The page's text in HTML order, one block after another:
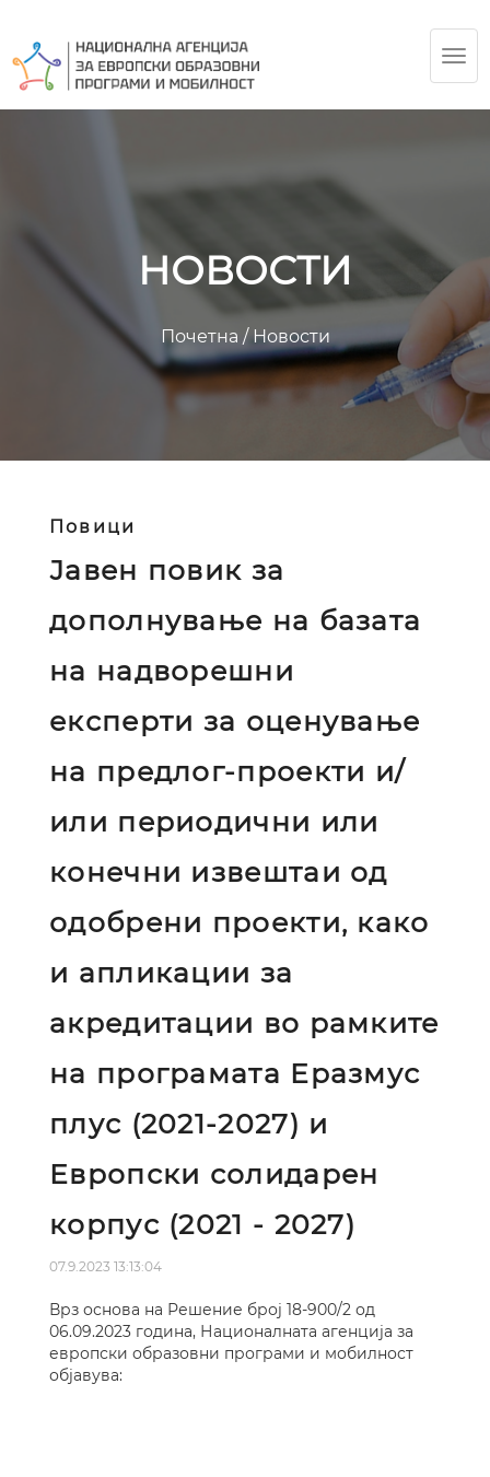
НОВОСТИ
Почетна /Новости
Повици
Јавен повик за
дополнување на базата
на надворешни
експерти за оценување
на предлог-проекти и/
или периодични или
конечни извештаи од
одобрени проекти, како
и апликации за
акредитации во рамките
на програмата Eразмус
плус (2021-2027) и
Eвропски солидарен
корпус (2021 - 2027)
07.9.2023 13:13:04
Врз основа на Решение број 18-900/2 од
06.09.2023 година, Националната агенција за
европски образовни програми и мобилност
објавува: